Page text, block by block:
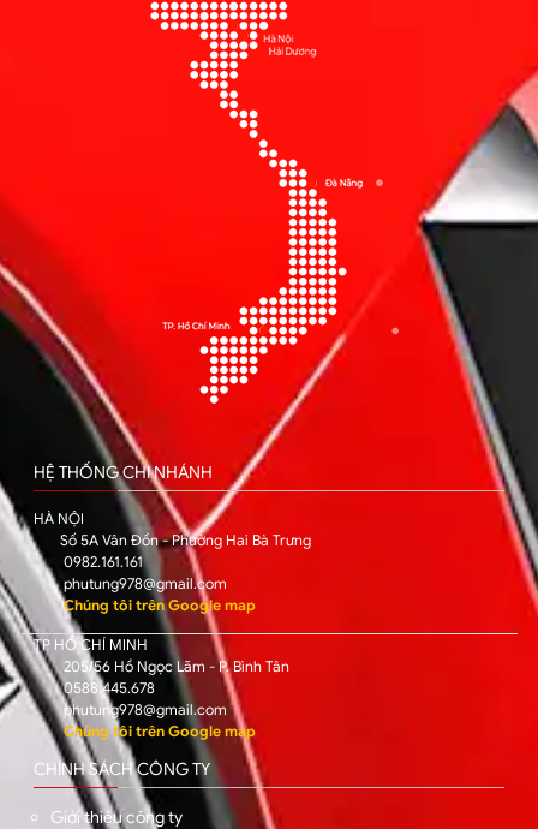
HỆ THỐNG CHI NHÁNH
HÀ NỘI
Số 5A Vân Đồn - Phường Hai Bà Trưng
0982.161.161
phutung978@gmail.com
Chúng tôi trên Google map
TP HỒ CHÍ MINH
205/56 Hồ Ngọc Lãm - P. Bình Tân
0588.445.678
phutung978@gmail.com
Chúng tôi trên Google map
CHÍNH SÁCH CÔNG TY
Giới thiệu công ty